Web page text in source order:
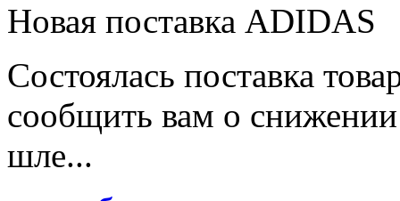
Новая поставка ADIDAS
Состоялась поставка
сообщить вам о
шле...